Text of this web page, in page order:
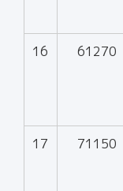
16 61270
17 71150